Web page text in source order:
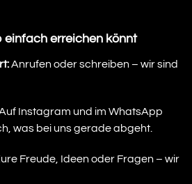
einfach erreichen könnt
Anrufen oder schreiben – wir sind
Instagram und im WhatsApp
was bei uns gerade abgeht.
Freude, Ideen oder Fragen – wir